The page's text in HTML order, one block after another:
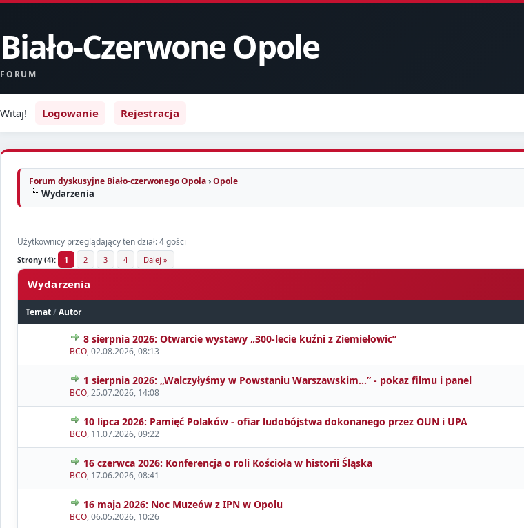
Biało-Czerwone Opole
FORUM
Witaj! Logowanie Rejestracja
Forum dyskusyjne Biało-czerwonego Opola›Opole
Wydarzenia
Użytkownicy przeglądający ten dział: 4 gości
Strony (4): 1 2 3 4 Dalej »
Wydarzenia
Temat/Autor
8 sierpnia 2026: Otwarcie wystawy „300-lecie kuźni z Ziemiełowic”
BCO,02.08.2026, 08:13
1 sierpnia 2026: „Walczyłyśmy w Powstaniu Warszawskim…” - pokaz filmu i panel
BCO,25.07.2026, 14:08
10 lipca 2026: Pamięć Polaków - ofiar ludobójstwa dokonanego przez OUN i UPA
BCO, 11.07.2026, 09:22
16 czerwca 2026: Konferencja o roli Kościoła w historii Śląska
BCO, 17.06.2026, 08:41
16 maja 2026: Noc Muzeów z IPN w Opolu
BCO,06.05.2026, 10:26